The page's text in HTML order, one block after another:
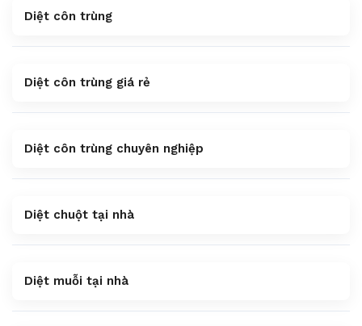
Diệt côn trùng
Diệt côn trùng giá rẻ
Diệt côn trùng chuyên nghiệp
Diệt chuột tại nhà
Diệt muỗi tại nhà